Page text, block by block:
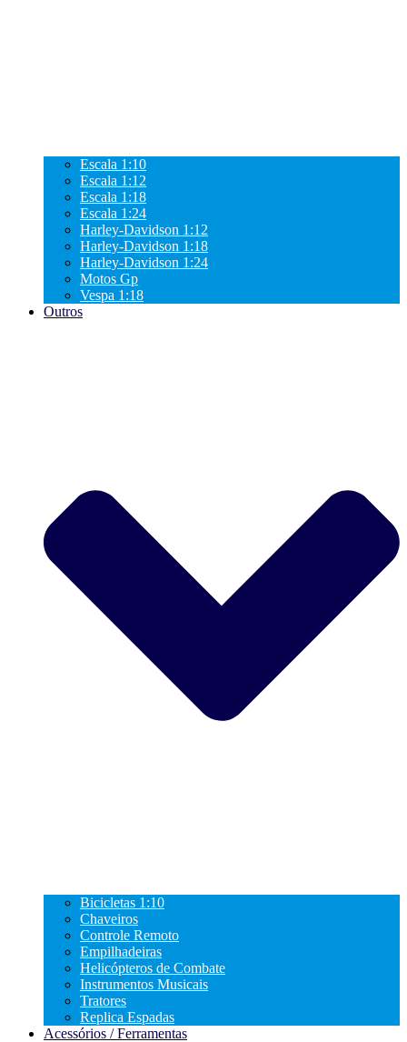
Escala 1:10
Escala 1:12
Escala 1:18
Escala 1:24
Harley-Davidson 1:12
Harley-Davidson 1:18
Harley-Davidson 1:24
Motos Gp
Vespa 1:18
Outros
Bicicletas 1:10
Chaveiros
Controle Remoto
Empilhadeiras
Helicópteros de Combate
Instrumentos Musicais
Tratores
Replica Espadas
Acessórios / Ferramentas